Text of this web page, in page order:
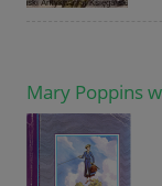
Mary Poppins